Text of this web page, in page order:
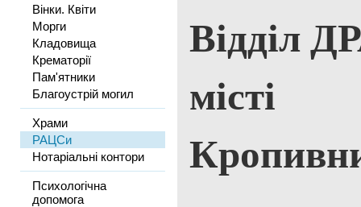
Вінки. Квіти
Морги
Кладовища
Крематорії
Пам'ятники
Благоустрій могил
Храми
РАЦСи
Нотаріальні контори
Психологічна
допомога
Відділ
місті